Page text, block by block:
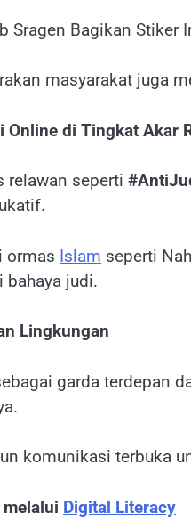
masyarakat juga
Online di Tingkat Akar
relawan seperti
ormas Islam seperti
bahaya judi.
Lingkungan
garda terdepan
komunikasi terbuka
Digital Literacy